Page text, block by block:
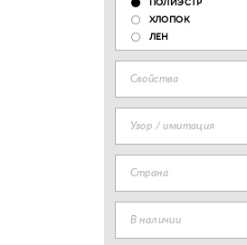
ПОЛИЭСТР
ХЛОПОК
ЛЕН
Свойства
Узор / имитация
Страна
В наличии